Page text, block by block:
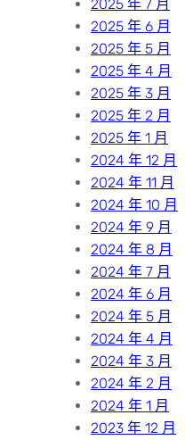
2025 年 7 月
2025 年 6 月
2025 年 5 月
2025 年 4 月
2025 年 3 月
2025 年 2 月
2025 年 1 月
2024 年 12 月
2024 年 11 月
2024 年 10 月
2024 年 9 月
2024 年 8 月
2024 年 7 月
2024 年 6 月
2024 年 5 月
2024 年 4 月
2024 年 3 月
2024 年 2 月
2024 年 1 月
2023 年 12 月